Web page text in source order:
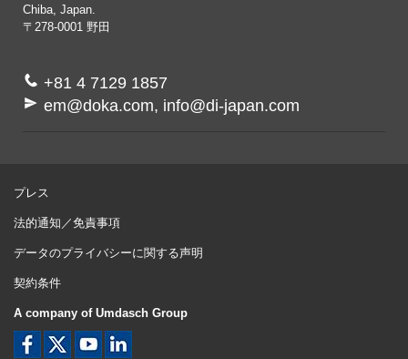
Chiba, Japan.
〒278-0001 野田
+81 4 7129 1857
em@doka.com, info@di-japan.com
プレス
法的通知／免責事項
データのプライバシーに関する声明
契約条件
A company of Umdasch Group